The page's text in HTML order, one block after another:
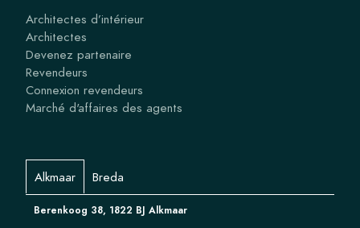
Architectes d’intérieur
Architectes
Devenez partenaire
Revendeurs
Connexion revendeurs
Marché d'affaires des agents
Alkmaar Breda
Berenkoog 38, 1822 BJ Alkmaar